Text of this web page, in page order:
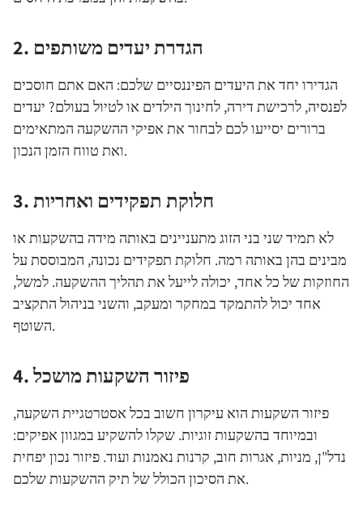
2. הגדרת יעדים משותפים
הגדירו יחד את היעדים הפיננסיים שלכם: האם אתם חוסכים
לפנסיה, לרכישת דירה, לחינוך הילדים או לטיול בעולם? יעדים
ברורים יסייעו לכם לבחור את אפיקי ההשקעה המתאימים
ואת טווח הזמן הנכון.
3. חלוקת תפקידים ואחריות
לא תמיד שני בני הזוג מתעניינים באותה מידה בהשקעות או
מבינים בהן באותה רמה. חלוקת תפקידים נכונה, המבוססת על
החוזקות של כל אחד, יכולה לייעל את תהליך ההשקעה. למשל,
אחד יכול להתמקד במחקר ומעקב, והשני בניהול התקציב
השוטף.
4. פיזור השקעות מושכל
פיזור השקעות הוא עיקרון חשוב בכל אסטרטגיית השקעה,
ובמיוחד בהשקעות זוגיות. שקלו להשקיע במגוון אפיקים:
נדל"ן, מניות, אגרות חוב, קרנות נאמנות ועוד. פיזור נכון יפחית
את הסיכון הכולל של תיק ההשקעות שלכם.